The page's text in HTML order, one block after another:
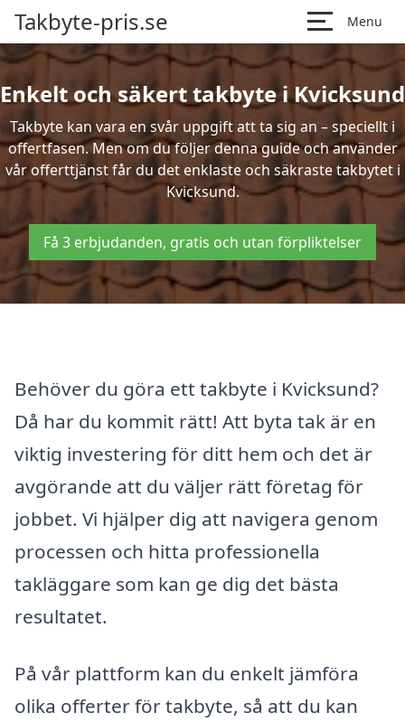
Takbyte-pris.se Menu
Enkelt och säkert takbyte i Kvicksund
Takbyte kan vara en svår uppgift att ta sig an – speciellt i
offertfasen. Men om du följer denna guide och använder
vår offerttjänst får du det enklaste och säkraste takbytet i
Kvicksund.
Få 3 erbjudanden, gratis och utan förpliktelser
Behöver du göra ett takbyte i Kvicksund?
Då har du kommit rätt! Att byta tak är en
viktig investering för ditt hem och det är
avgörande att du väljer rätt företag för
jobbet. Vi hjälper dig att navigera genom
processen och hitta professionella
takläggare som kan ge dig det bästa
resultatet.
På vår plattform kan du enkelt jämföra
olika offerter för takbyte, så att du kan